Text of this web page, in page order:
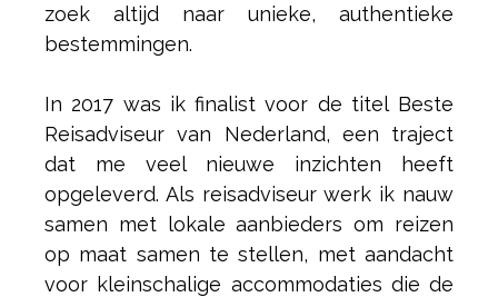
zoek altijd naar unieke, authentieke
bestemmingen.
In 2017 was ik finalist voor de titel Beste
Reisadviseur van Nederland, een traject
dat me veel nieuwe inzichten heeft
opgeleverd. Als reisadviseur werk ik nauw
samen met lokale aanbieders om reizen
op maat samen te stellen, met aandacht
voor kleinschalige accommodaties die de